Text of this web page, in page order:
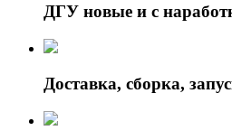
ДГУ новые и с
Доставка, сборка,